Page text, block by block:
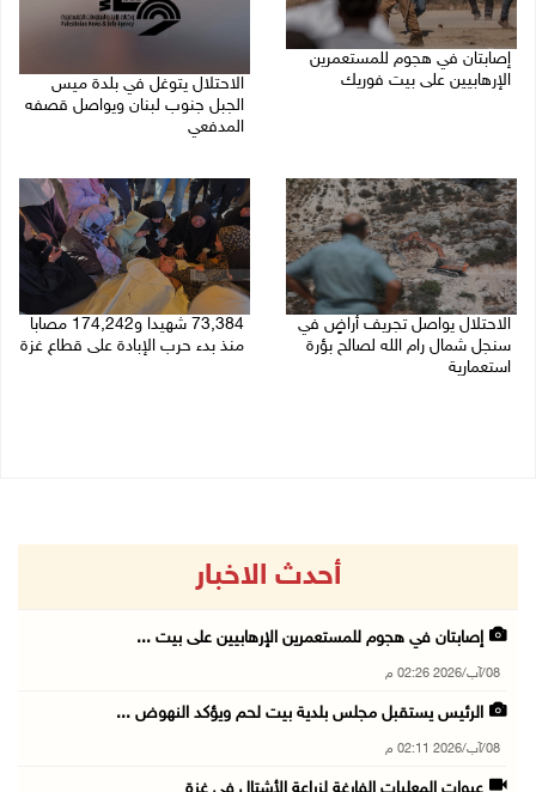
إصابتان في هجوم للمستعمرين
الإرهابيين على بيت فوريك
الاحتلال يتوغل في بلدة ميس
الجبل جنوب لبنان ويواصل قصفه
المدفعي
الاحتلال يواصل تجريف أراضٍ في
سنجل شمال رام الله لصالح بؤرة
استعمارية
73,384 شهيدا و174,242 مصابا
منذ بدء حرب الإبادة على قطاع غزة
أحدث الاخبار
إصابتان في هجوم للمستعمرين الإرهابيين على بيت ...
08/آب/2026 02:26 م
الرئيس يستقبل مجلس بلدية بيت لحم ويؤكد النهوض ...
08/آب/2026 02:11 م